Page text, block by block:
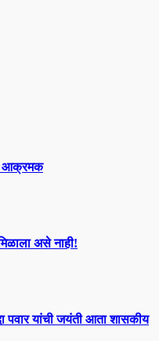
आक्रमक
असे नाही!
पवार यांची जयंती आता शासकीय